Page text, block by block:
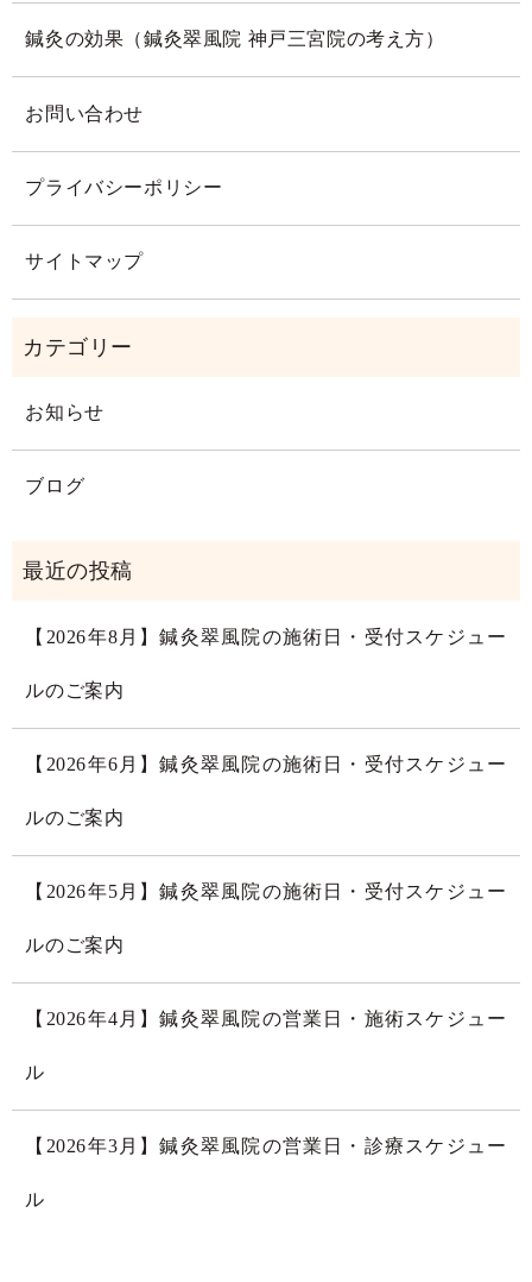
鍼灸の効果（鍼灸翠風院 神戸三宮院の考え方）
お問い合わせ
プライバシーポリシー
サイトマップ
お知らせ
ブログ
【2026年8月】鍼灸翠風院の施術日・受付スケジュー
ルのご案内
【2026年6月】鍼灸翠風院の施術日・受付スケジュー
ルのご案内
【2026年5月】鍼灸翠風院の施術日・受付スケジュー
ルのご案内
【2026年4月】鍼灸翠風院の営業日・施術スケジュー
ル
【2026年3月】鍼灸翠風院の営業日・診療スケジュー
ル